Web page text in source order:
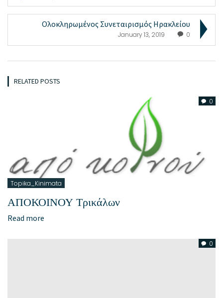
Ολοκληρωμένος Συνεταιρισμός Ηρακλείου
January 13, 2019 0
RELATED POSTS
0
Topika_Kinimata
ΑΠΟΚΟΙΝΟΥ Τρικάλων
Read more
0